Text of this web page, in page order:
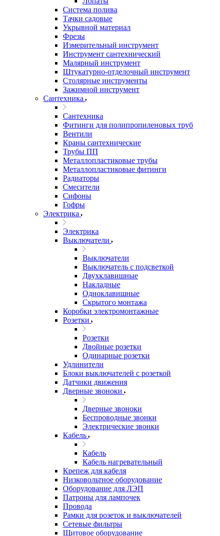
Система полива
Тачки садовые
Укрывной материал
Фрезы
Измерительный инструмент
Инструмент сантехнический
Малярный инструмент
Штукатурно-отделочный инструмент
Cтолярные инструменты
Зажимной инструмент
Сантехника
Сантехника
Фитинги для полипропиленовых труб
Вентили
Краны сантехнические
Трубы ПП
Металлопластиковые трубы
Металлопластиковые фитинги
Радиаторы
Смесители
Сифоны
Гофры
Электрика
Электрика
Выключатели
Выключатели
Выключатель с подсветкой
Двухклавишные
Накладные
Одноклавишные
Скрытого монтажа
Коробки электромонтажные
Розетки
Розетки
Двойные розетки
Одинарные розетки
Удлинители
Блоки выключателей с розеткой
Датчики движения
Дверные звоноки
Дверные звоноки
Беспроводные звонки
Электрические звонки
Кабель
Кабель
Кабель нагревательный
Крепеж для кабеля
Низковольтное оборудование
Оборудование для ЛЭП
Патроны для лампочек
Провода
Рамки для розеток и выключателей
Сетевые фильтры
Щитовое оборудование